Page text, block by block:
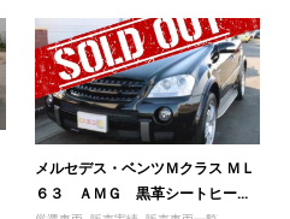
メルセデス・ベンツＭクラス ＭＬ
６３ ＡＭＧ 黒革シートヒー...